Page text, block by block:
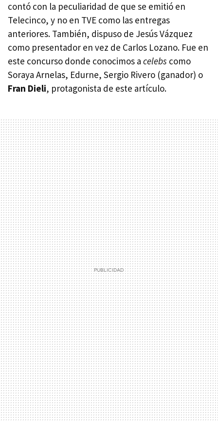
contó con la peculiaridad de que se emitió en
Telecinco, y no en TVE como las entregas
anteriores. También, dispuso de Jesús Vázquez
como presentador en vez de Carlos Lozano. Fue en
este concurso donde conocimos a celebs como
Soraya Arnelas, Edurne, Sergio Rivero (ganador) o
Fran Dieli, protagonista de este artículo.